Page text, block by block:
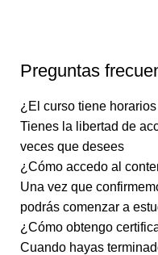
Preguntas
¿El curso tiene
Tienes la libertad de
veces que desees
¿Cómo accedo al
Una vez que
podrás comenzar a
¿Cómo obtengo
Cuando hayas